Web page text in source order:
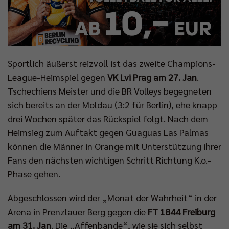
Sportlich äußerst reizvoll ist das zweite Champions-
League-Heimspiel gegen VK Lvi Prag am 27. Jan
Tschechiens Meister und die BR Volleys begegneten
sich bereits an der Moldau (3:2 für Berlin), ehe knapp
drei Wochen später das Rückspiel folgt. Nach dem
Heimsieg zum Auftakt gegen Guaguas Las Palmas
können die Männer in Orange mit Unterstützung ihrer
Fans den nächsten wichtigen Schritt Richtung K.o.-
Phase gehen.
Abgeschlossen wird der „Monat der Wahrheit“ in der
Arena in Prenzlauer Berg gegen die FT 1844 Freiburg
am 31. Jan . Die „Affenbande“, wie sie sich selbst